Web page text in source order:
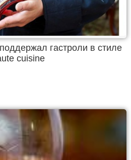
гастроли в стиле
cuisine